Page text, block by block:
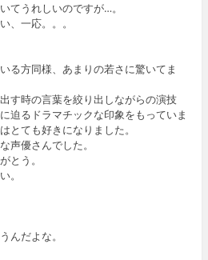
てうれしいのですが…。
、一応。。。
る方同様、あまりの若さに驚いてま
す時の言葉を絞り出しながらの演技
迫るドラマチックな印象をもっていま
とても好きになりました。
声優さんでした。
とう。
。
んだよな。